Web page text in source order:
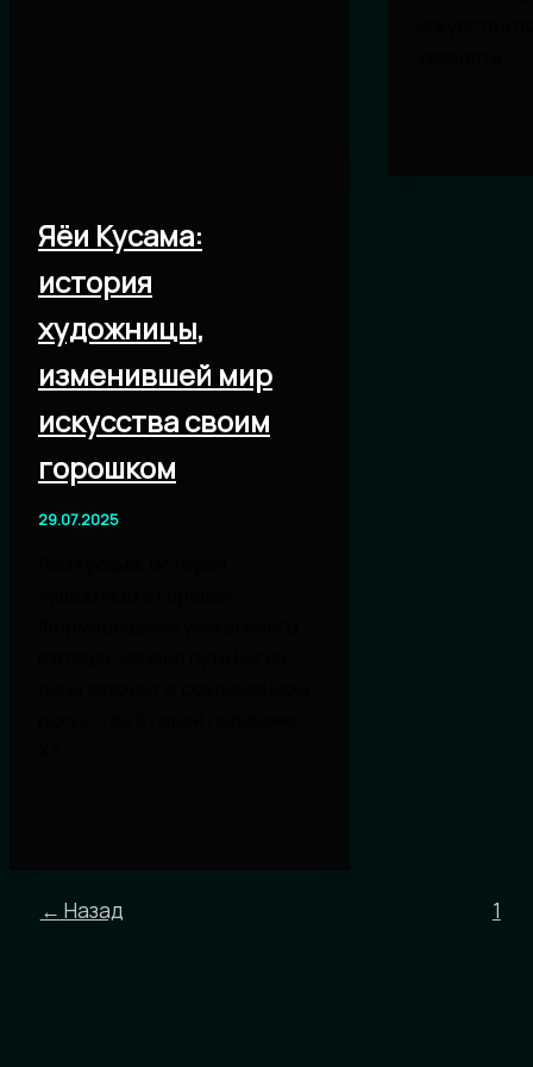
Яёи Кусама:
история
художницы,
изменившей мир
искусства своим
горошком
29.07.2025
← Назад 1